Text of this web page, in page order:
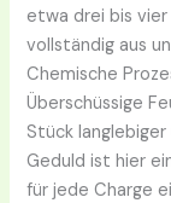
etwa drei bis
vollständig aus
Chemische
Überschüssige
Stück
Geduld ist hier
für jede Charge